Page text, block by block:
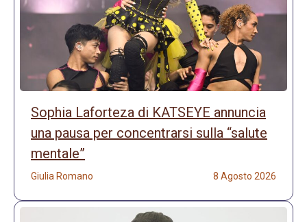
Sophia Laforteza di KATSEYE annuncia
una pausa per concentrarsi sulla “salute
mentale”
Giulia Romano 8 Agosto 2026